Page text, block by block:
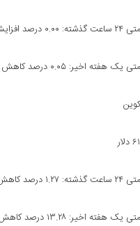
افزایش
هفته اخیر: ۰.۰۵ درصد کاهش
کاهش
هفته اخیر: ۱۳.۲۸ درصد کاهش